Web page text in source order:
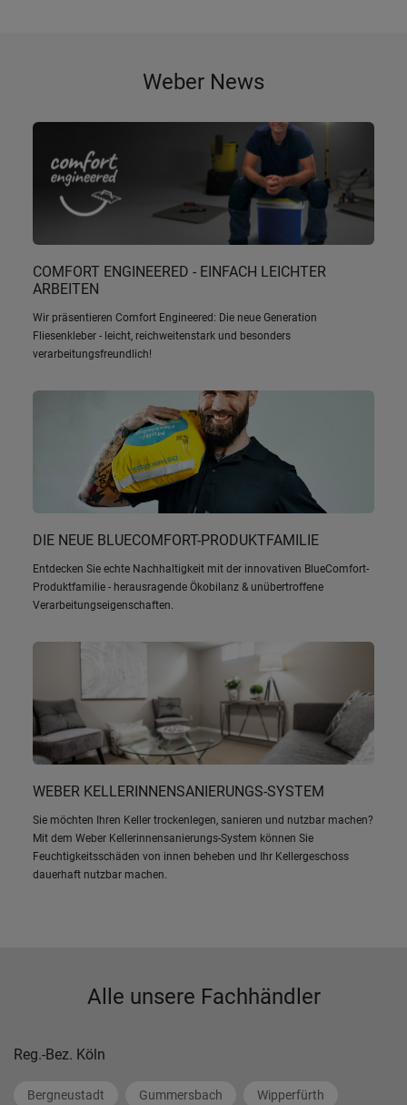
Weber News
COMFORT ENGINEERED - EINFACH LEICHTER
ARBEITEN
Wir präsentieren Comfort Engineered: Die neue Generation
Fliesenkleber - leicht, reichweitenstark und besonders
verarbeitungsfreundlich!
DIE NEUE BLUECOMFORT-PRODUKTFAMILIE
Entdecken Sie echte Nachhaltigkeit mit der innovativen BlueComfort-
Produktfamilie - herausragende Ökobilanz & unübertroffene
Verarbeitungseigenschaften.
WEBER KELLERINNENSANIERUNGS-SYSTEM
Sie möchten Ihren Keller trockenlegen, sanieren und nutzbar machen?
Mit dem Weber Kellerinnensanierungs-System können Sie
Feuchtigkeitsschäden von innen beheben und Ihr Kellergeschoss
dauerhaft nutzbar machen.
Alle unsere Fachhändler
Reg.-Bez. Köln
Bergneustadt Gummersbach Wipperfürth